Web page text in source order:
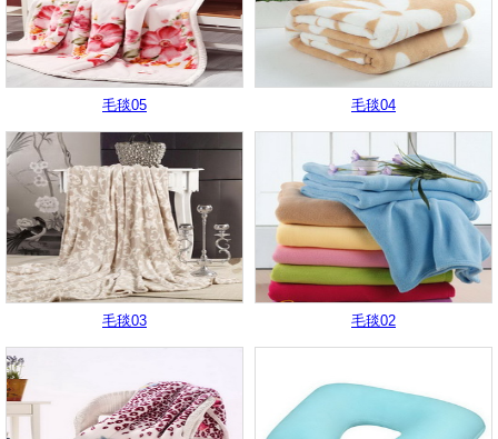
毛毯05 毛毯04
毛毯03 毛毯02